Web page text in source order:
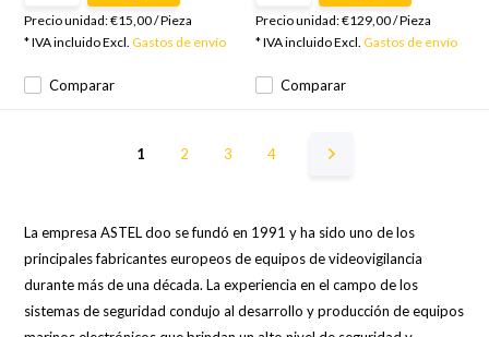
Comparar
Precio unidad:€15,00/Pieza
* IVA incluido Excl.Gastos de envío
Comparar
Precio unidad:€129,00/Pieza
* IVA incluido Excl. Gastos de envío
1 2 3 4
La empresa ASTEL doo se fundó en 1991 y ha sido uno de los
principales fabricantes europeos de equipos de videovigilancia
durante más de una década. La experiencia en el campo de los
sistemas de seguridad condujo al desarrollo y producción de equipos